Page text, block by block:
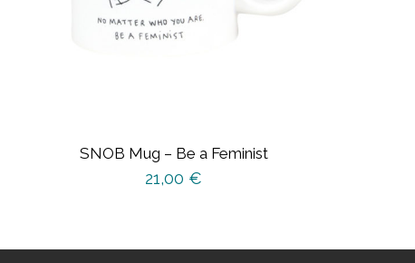
SNOB Mug – Be a Feminist
21,00 €